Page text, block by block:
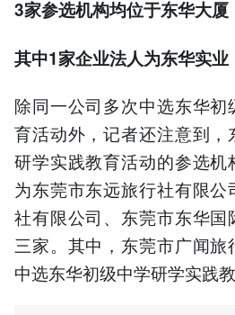
3家参选机构均位于东华大厦
其中1家企业法人为东华实业
除同一公司多次中选东华
育活动外，记者还注意到，
研学实践教育活动的参选机
为东莞市东远旅行社有限
社有限公司、东莞市东华
三家。其中，东莞市广闻旅
中选东华初级中学研学实践教